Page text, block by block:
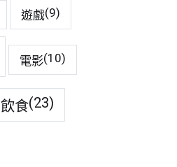
遊戲(9)
電影(10)
飲食(23)